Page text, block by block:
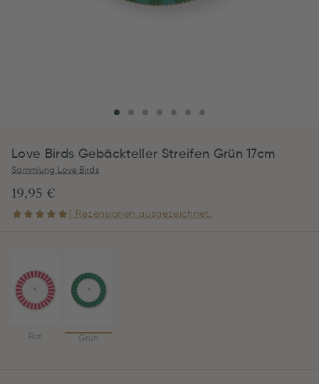
Love Birds Gebäckteller Streifen Grün 17cm
Sammlung Love Birds
19,95 €
1 Rezensionen ausgezeichnet.
Rot Grün